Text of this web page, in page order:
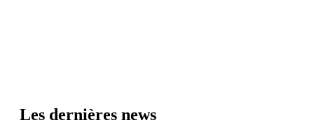
Les dernières news